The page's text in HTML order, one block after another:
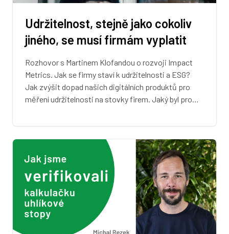
Udržitelnost, stejně jako cokoliv
jiného, se musí firmám vyplatit
Rozhovor s Martinem Klofandou o rozvoji Impact
Metrics. Jak se firmy staví k udržitelnosti a ESG?
Jak zvýšit dopad našich digitálních produktů pro
měření udržitelnosti na stovky firem. Jaký byl pro…